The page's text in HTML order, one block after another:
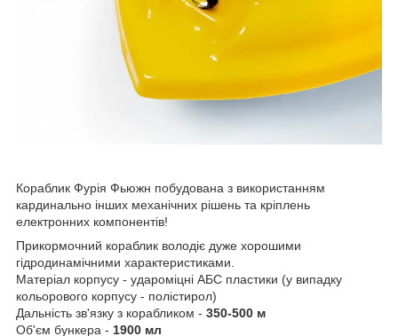
Кораблик Фурія Фьюжн побудована з використанням
кардинально інших механічних рішень та кріплень
електронних компонентів!
Прикормочний кораблик володіє дуже хорошими
гідродинамічними характеристиками.
Матеріал корпусу - удароміцні АБС пластики (у випадку
кольорового корпусу - полістирол)
Дальність зв'язку з корабликом - 350-500 м
Об'єм бункера - 1900 мл